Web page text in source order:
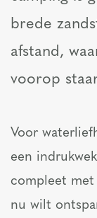
brede
afstand,
voorop
Voor
een
compleet met
nu wilt